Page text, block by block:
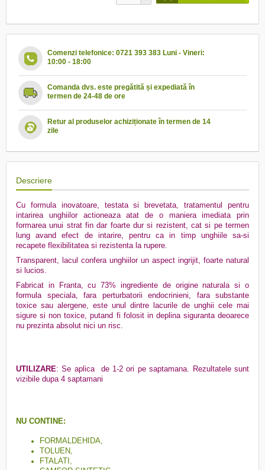
Comenzi telefonice: 0721 393 383 Luni - Vineri:
10:00 - 18:00
Comanda dvs. este pregătită și expediată în
termen de 24-48 de ore
Retur al produselor achiziționate în termen de 14
zile
Descriere
Cu formula inovatoare, testata si brevetata, tratamentul pentru
intarirea unghiilor actioneaza atat de o maniera imediata prin
formarea unui strat fin dar foarte dur si rezistent, cat si pe termen
lung avand efect de intarire, pentru ca in timp unghiile sa-si
recapete flexibilitatea si rezistenta la rupere.
Transparent, lacul confera unghiilor un aspect ingrijit, foarte natural
si lucios.
Fabricat in Franta, cu 73% ingrediente de origine naturala si o
formula speciala, fara perturbatorii endocrinieni, fara substante
toxice sau alergene, este unul dintre lacurile de unghii cele mai
sigure si non toxice, putand fi folosit in deplina siguranta deoarece
nu prezinta absolut nici un risc.
UTILIZARE: Se aplica
de 1-2 ori pe saptamana. Rezultatele sunt
vizibile dupa 4 saptamani
NU CONTINE:
FORMALDEHIDA,
TOLUEN,
FTALATI,